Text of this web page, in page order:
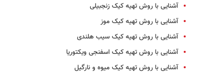
آشنایی با روش تهیه کیک زنجبیلی
آشنایی با روش تهیه کیک موز
آشنایی با روش تهیه کیک سیب هلندی
آشنایی با روش تهیه کیک اسفنجی ویکتوریا
آشنایی با روش تهیه کیک میوه و نارگیل